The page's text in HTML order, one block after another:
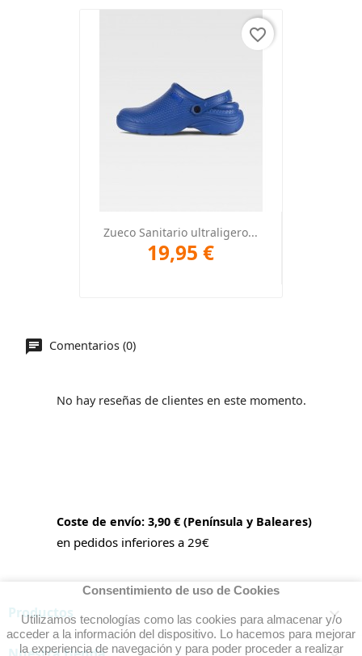
Zueco Sanitario ultraligero...
19,95 €
favorite_border
Comentarios (0)
No hay reseñas de clientes en este momento.
Coste de envío: 3,90 € (Península y Baleares)
en pedidos inferiores a 29€
Productos 
Consentimiento de uso de Cookies
Utilizamos tecnologías como las cookies para almacenar y/o
acceder a la información del dispositivo. Lo hacemos para mejorar
la experiencia de navegación y para poder proceder a realizar